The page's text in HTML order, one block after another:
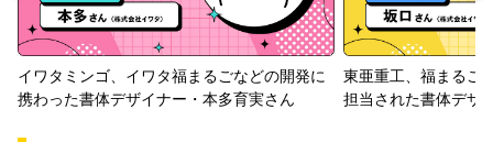
イワタミンゴ、イワタ福まるごなどの開発に
携わった書体デザイナー・本多育実さん
東亜重工、福まるご
担当された書体デザ